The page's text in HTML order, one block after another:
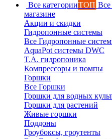
Все категорииТОП Все
магазине
Акции и скидки
Гидропонные системы
Все Гидропонные
AquaPot системы DWC
T.A. гидропоника
Компрессоры и помпы
Горшки
Все Горшки
Горшки для водных
Горшки для растений
Живые горшки
Поддоны
Гроубоксы, гроутенты